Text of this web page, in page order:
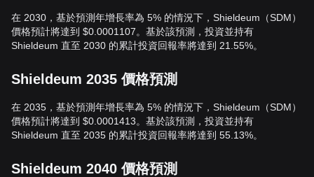
在 2030，基於預測年增長率為 5% 的情況下，Shieldeum（SDM）
價格預計將達到 $0.0001107。基於該預測，投資並持有
Shieldeum 直至 2030 的累計投資回報率將達到 21.55%。
Shieldeum 2035 價格預測
在 2035，基於預測年增長率為 5% 的情況下，Shieldeum（SDM）
價格預計將達到 $0.0001413。基於該預測，投資並持有
Shieldeum 直至 2035 的累計投資回報率將達到 55.13%。
Shieldeum 2040 價格預測